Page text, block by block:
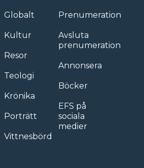
Globalt
Kultur
Resor
Teologi
Krönika
Porträtt
Vittnesbörd
Prenumeration
Avsluta
prenumeration
Annonsera
Böcker
EFS på
sociala
medier